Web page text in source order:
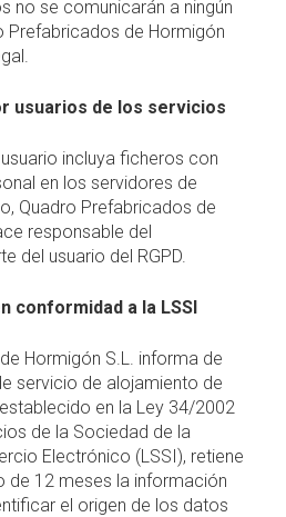
no se comunicarán a ningún
Prefabricados de Hormigón
usuarios de los servicios
incluya ficheros con
en los servidores de
Quadro Prefabricados de
responsable del
del usuario del RGPD.
conformidad a la LSSI
Hormigón S.L. informa de
servicio de alojamiento de
en la Ley 34/2002
de la Sociedad de la
Electrónico (LSSI), retiene
de 12 meses la información
el origen de los datos